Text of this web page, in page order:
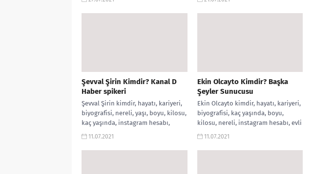
Şevval Şirin Kimdir? Kanal D
Haber spikeri
Şevval Şirin kimdir, hayatı, kariyeri,
biyografisi, nereli, yaşı, boyu, kilosu,
kaç yaşında, instagram hesabı,
twitter hesabı, Kanal D Haftasonu
11.07.2021
Ekin Olcayto Kimdir? Başka
Şeyler Sunucusu
Ekin Olcayto kimdir, hayatı, kariyeri,
biyografisi, kaç yaşında, boyu,
kilosu, nereli, instagram hesabı, evli
mi?, Başka Şeyler Sunucusu, twitter
11.07.2021